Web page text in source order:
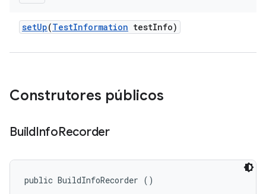
setUp(TestInformation testInfo)
Construtores públicos
BuildInfoRecorder
public BuildInfoRecorder ()